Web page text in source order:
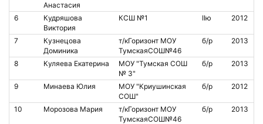
Анастасия
6
Кудряшова
Виктория
КСШ №1 IIю 2012
7
Кузнецова
Доминика
т/кГоризонт МОУ
ТумскаяСОШ№46
б/р 2013
8 Куляева Екатерина
МОУ "Тумская СОШ
№ 3"
б/р 2013
9 Минаева Юлия
МОУ "Криушинская
СОШ"
б/р 2012
10 Морозова Мария
т/кГоризонт МОУ
ТумскаяСОШ№46
б/р 2013